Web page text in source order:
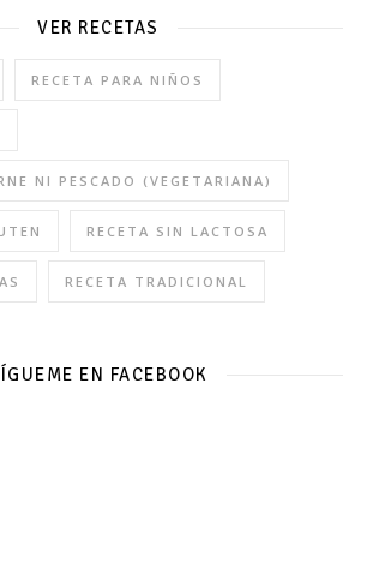
VER RECETAS
RECETA PARA NIÑOS
NI PESCADO (VEGETARIANA)
RECETA SIN LACTOSA
RECETA TRADICIONAL
EN FACEBOOK